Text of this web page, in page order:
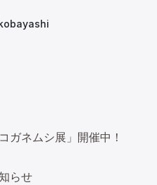
ガネムシ展」開催中！
らせ